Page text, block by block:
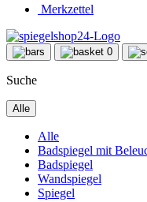
Merkzettel
0
Suche
Alle
Alle
Badspiegel mit
Badspiegel
Wandspiegel
Spiegel